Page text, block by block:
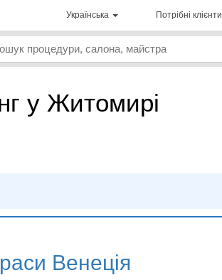
Українська Потрібні
у Житомирі
Венеція